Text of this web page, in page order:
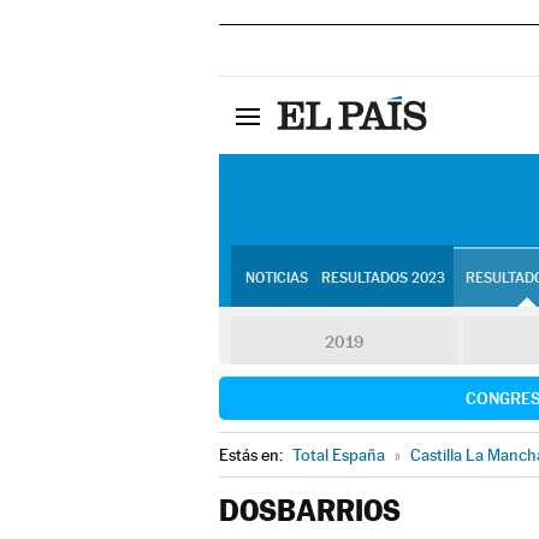
NOTICIAS RESULTADOS 2023
2019
Estás en: Total España » Castilla La
DOSBARRIOS